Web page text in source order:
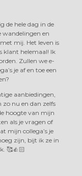
de hele dag in de
wandelingen en
mij. Het leven is
klant helemaal! Ik
Zullen we e-
je af en toe een
aanbiedingen,
zo nu en dan zelfs
hoogte van mijn
als je vragen of
mijn collega’s je
zijn, bijt ik ze in
🥰👍🏻